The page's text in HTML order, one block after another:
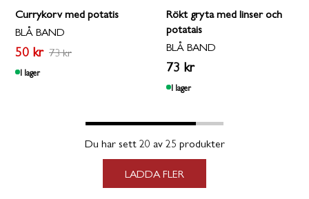
Currykorv med potatis
BLÅ BAND
50 kr 73 kr
I lager
Rökt gryta med linser och
potatais
BLÅ BAND
73 kr
I lager
Du har sett 20 av 25 produkter
LADDA FLER